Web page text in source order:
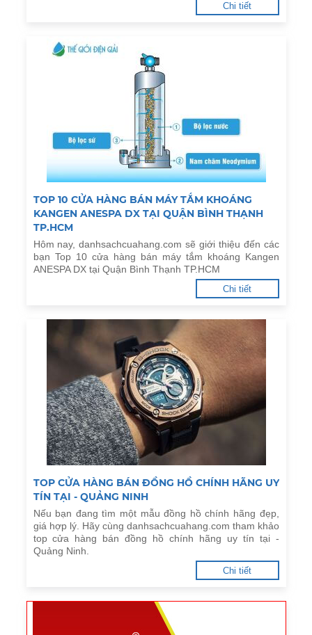
Chi tiết
TOP 10 CỬA HÀNG BÁN MÁY TẮM KHOÁNG
KANGEN ANESPA DX TẠI QUẬN BÌNH THẠNH
TP.HCM
Hôm nay, danhsachcuahang.com sẽ giới thiệu đến các
bạn Top 10 cửa hàng bán máy tắm khoáng Kangen
ANESPA DX tại Quận Bình Thạnh TP.HCM
Chi tiết
TOP CỬA HÀNG BÁN ĐỒNG HỒ CHÍNH HÃNG UY
TÍN TẠI - QUẢNG NINH
Nếu bạn đang tìm một mẫu đồng hồ chính hãng đẹp,
giá hợp lý. Hãy cùng danhsachcuahang.com tham khảo
top cửa hàng bán đồng hồ chính hãng uy tín tại -
Quảng Ninh.
Chi tiết